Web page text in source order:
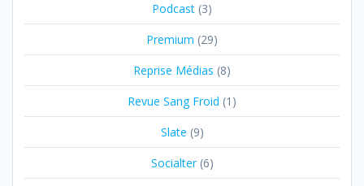
Podcast (3)
Premium (29)
Reprise Médias (8)
Revue Sang Froid (1)
Slate (9)
Socialter(6)